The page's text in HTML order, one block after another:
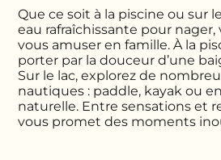
Que ce soit à la piscine ou sur
eau rafraîchissante pour
vous amuser en famille. À la
porter par la douceur d’une
Sur le lac, explorez de
nautiques : paddle, kayak ou
naturelle. Entre sensations et
vous promet des moments